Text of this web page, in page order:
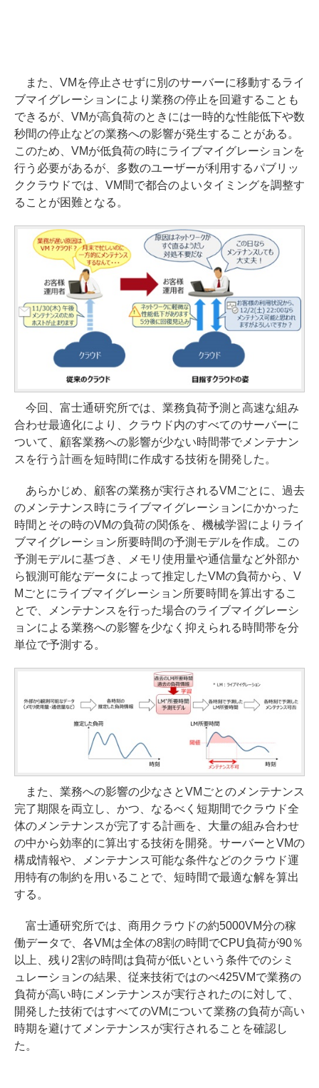
また、VMを停止させずに別のサーバーに移動するライ
ブマイグレーションにより業務の停止を回避することも
できるが、VMが高負荷のときには一時的な性能低下や数
秒間の停止などの業務への影響が発生することがある。
このため、VMが低負荷の時にライブマイグレーションを
行う必要があるが、多数のユーザーが利用するパブリッ
ククラウドでは、VM間で都合のよいタイミングを調整す
ることが困難となる。
今回、富士通研究所では、業務負荷予測と高速な組み
合わせ最適化により、クラウド内のすべてのサーバーに
ついて、顧客業務への影響が少ない時間帯でメンテナン
スを行う計画を短時間に作成する技術を開発した。
あらかじめ、顧客の業務が実行されるVMごとに、過去
のメンテナンス時にライブマイグレーションにかかった
時間とその時のVMの負荷の関係を、機械学習によりライ
ブマイグレーション所要時間の予測モデルを作成。この
予測モデルに基づき、メモリ使用量や通信量など外部か
ら観測可能なデータによって推定したVMの負荷から、V
Mごとにライブマイグレーション所要時間を算出するこ
とで、メンテナンスを行った場合のライブマイグレーシ
ョンによる業務への影響を少なく抑えられる時間帯を分
単位で予測する。
また、業務への影響の少なさとVMごとのメンテナンス
完了期限を両立し、かつ、なるべく短期間でクラウド全
体のメンテナンスが完了する計画を、大量の組み合わせ
の中から効率的に算出する技術を開発。サーバーとVMの
構成情報や、メンテナンス可能な条件などのクラウド運
用特有の制約を用いることで、短時間で最適な解を算出
する。
富士通研究所では、商用クラウドの約5000VM分の稼
働データで、各VMは全体の8割の時間でCPU負荷が90％
以上、残り2割の時間は負荷が低いという条件でのシミ
ュレーションの結果、従来技術ではのべ425VMで業務の
負荷が高い時にメンテナンスが実行されたのに対して、
開発した技術ではすべてのVMについて業務の負荷が高い
時期を避けてメンテナンスが実行されることを確認し
た。